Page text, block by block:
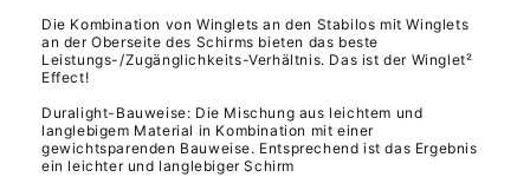
Die Kombination von Winglets an den Stabilos mit Winglets
an der Oberseite des Schirms bieten das beste
Leistungs-/Zugänglichkeits-Verhältnis. Das ist der Winglet²
Effect!
Duralight-Bauweise: Die Mischung aus leichtem und
langlebigem Material in Kombination mit einer
gewichtsparenden Bauweise. Entsprechend ist das Ergebnis
ein leichter und langlebiger Schirm